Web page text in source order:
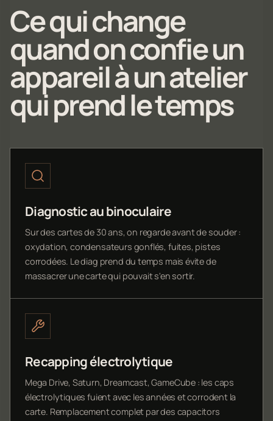
Ce qui change
quand on confie un
appareil à un atelier
qui prend le temps
Diagnostic au binoculaire
Sur des cartes de 30 ans, on regarde avant de souder :
oxydation, condensateurs gonflés, fuites, pistes
corrodées. Le diag prend du temps mais évite de
massacrer une carte qui pouvait s'en sortir.
Recapping électrolytique
Mega Drive, Saturn, Dreamcast, GameCube : les caps
électrolytiques fuient avec les années et corrodent la
carte. Remplacement complet par des capacitors